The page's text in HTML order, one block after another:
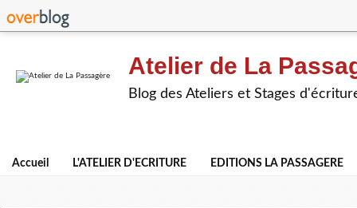
Atelier de La
Blog des Ateliers et Stages
Accueil L'ATELIER D'ECRITURE EDITIONS LA PASSAGERE